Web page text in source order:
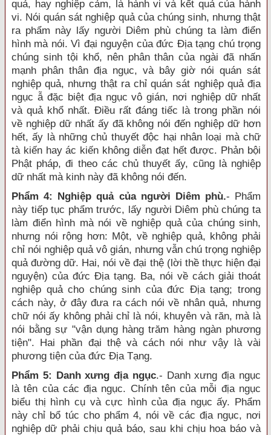
quả, hay nghiệp cảm, là hành vi và kết quả của hành
vi. Nói quán sát nghiệp quả của chúng sinh, nhưng thật
ra phẩm này lấy người Diêm phù chúng ta làm điển
hình mà nói. Vì đại nguyện của đức Địa tạng chú trọng
chúng sinh tội khổ, nên phân thân của ngài đã nhấn
mạnh phân thân địa ngục, và bây giờ nói quán sát
nghiệp quả, nhưng thật ra chỉ quán sát nghiệp quả địa
ngục ẫ đặc biệt địa ngục vô gián, nơi nghiệp dữ nhất
và quả khổ nhất. Điều rất đáng tiếc là trong phần nói
về nghiệp dữ nhất ấy đã không nói đến nghiệp dữ hơn
hết, ấy là những chủ thuyết độc hại nhân loại mà chữ
tà kiến hay ác kiến không diễn đạt hết được. Phản bội
Phật pháp, đi theo các chủ thuyết ấy, cũng là nghiệp
dữ nhất mà kinh này đã không nói đến.
Phẩm 4: Nghiệp quả của người Diêm phù.- Phẩm
này tiếp tục phẩm trước, lấy người Diêm phù chúng ta
làm điển hình mà nói về nghiệp quả của chúng sinh,
nhưng nói rộng hơn: Một, về nghiệp quả, không phải
chỉ nói nghiệp quả vô gián, nhưng vẫn chú trọng nghiệp
quả đường dữ. Hai, nói về đại thệ (lời thề thực hiện đại
nguyện) của đức Địa tạng. Ba, nói về cách giải thoát
nghiệp quả cho chúng sinh của đức Địa tạng; trong
cách này, ở đây đưa ra cách nói về nhân quả, nhưng
chữ nói ấy không phải chỉ là nói, khuyên và răn, mà là
nói bằng sự "vận dụng hàng trăm hàng ngàn phương
tiện". Hai phần đại thệ và cách nói như vậy là vài
phương tiện của đức Địa Tạng.
Phẩm 5: Danh xưng địa ngục.- Danh xưng địa ngục
là tên của các địa ngục. Chính tên của mỗi địa ngục
biểu thị hình cụ và cực hình của địa ngục ấy. Phẩm
này chỉ bổ túc cho phẩm 4, nói về các địa ngục, nơi
nghiệp dữ phải chịu quả báo, sau khi chịu hoa báo và